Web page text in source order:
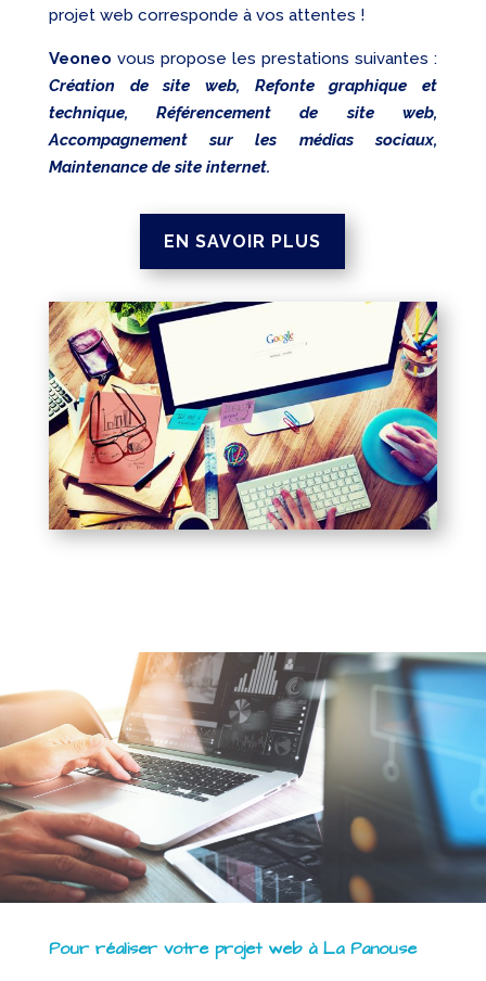
projet web corresponde à vos attentes !
Veoneo vous propose les prestations suivantes :
Création de site web, Refonte graphique et
technique, Référencement de site web,
Accompagnement sur les médias sociaux,
Maintenance de site internet.
EN SAVOIR PLUS
Pour réaliser votre projet web à La Panouse